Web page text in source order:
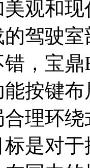
观和
驾驶
，宝
按键
理环
是对